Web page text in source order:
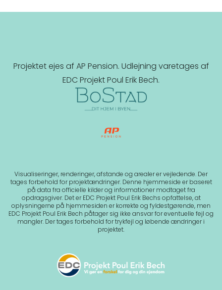
Projektet ejes af AP Pension. Udlejning varetages af
EDC Projekt Poul Erik Bech.
Visualiseringer, renderinger, afstande og arealer er vejledende. Der
tages forbehold for projektændringer. Denne hjemmeside er baseret
på data fra officielle kilder og informationer modtaget fra
opdragsgiver. Det er EDC Projekt Poul Erik Bechs opfattelse, at
oplysningerne på hjemmesiden er korrekte og fyldestgørende, men
EDC Projekt Poul Erik Bech påtager sig ikke ansvar for eventuelle fejl og
mangler. Der tages forbehold for trykfejl og løbende ændringer i
projektet.